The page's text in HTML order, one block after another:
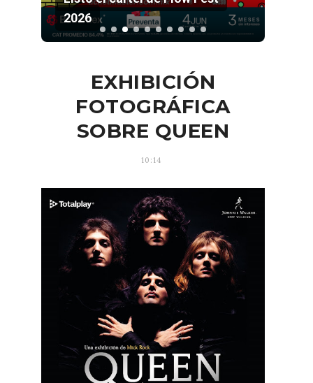
2026
EXHIBICIÓN
FOTOGRÁFICA
SOBRE QUEEN
10:14